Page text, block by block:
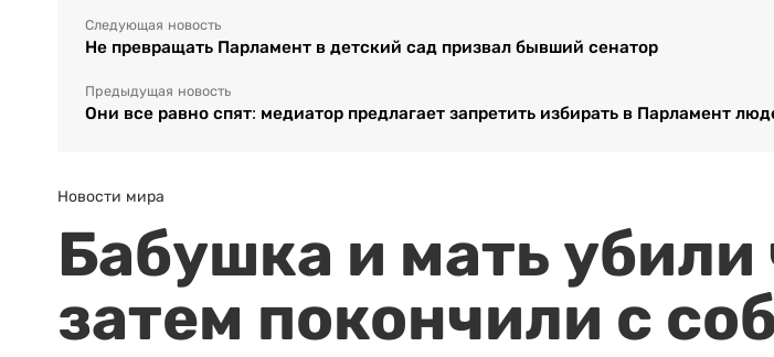
Следующая новость
Не превращать Парламент в детский сад призвал бывший сенатор
Предыдущая новость
Они все равно спят: медиатор предлагает запретить избирать в Парламент
Новости мира
Бабушка и мать
затем покончили с